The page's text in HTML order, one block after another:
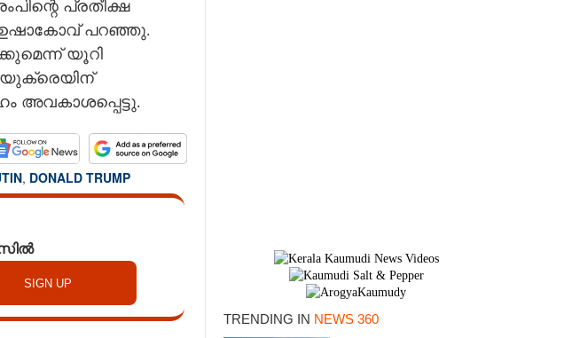
പ്രതീക്ഷ
ഉഷാകോവ് പറഞ്ഞു.
യൂറി
യുക്രെയിന്
അവകാശപ്പെട്ടു.
, DONALD TRUMP
TRENDING IN NEWS 360